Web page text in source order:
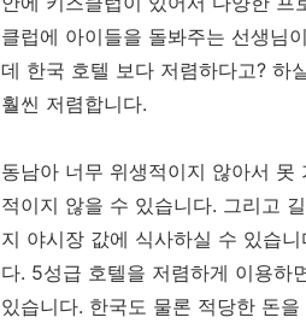
클럽에 아이들을 돌봐주는 선생님
데 한국 호텔 보다 저렴하다고? 하
훨씬 저렴합니다.
동남아 너무 위생적이지 않아서
적이지 않을 수 있습니다. 그리고
지 야시장 값에 식사하실 수 있습
다. 5성급 호텔을 저렴하게 이용하
있습니다. 한국도 물론 적당한 돈